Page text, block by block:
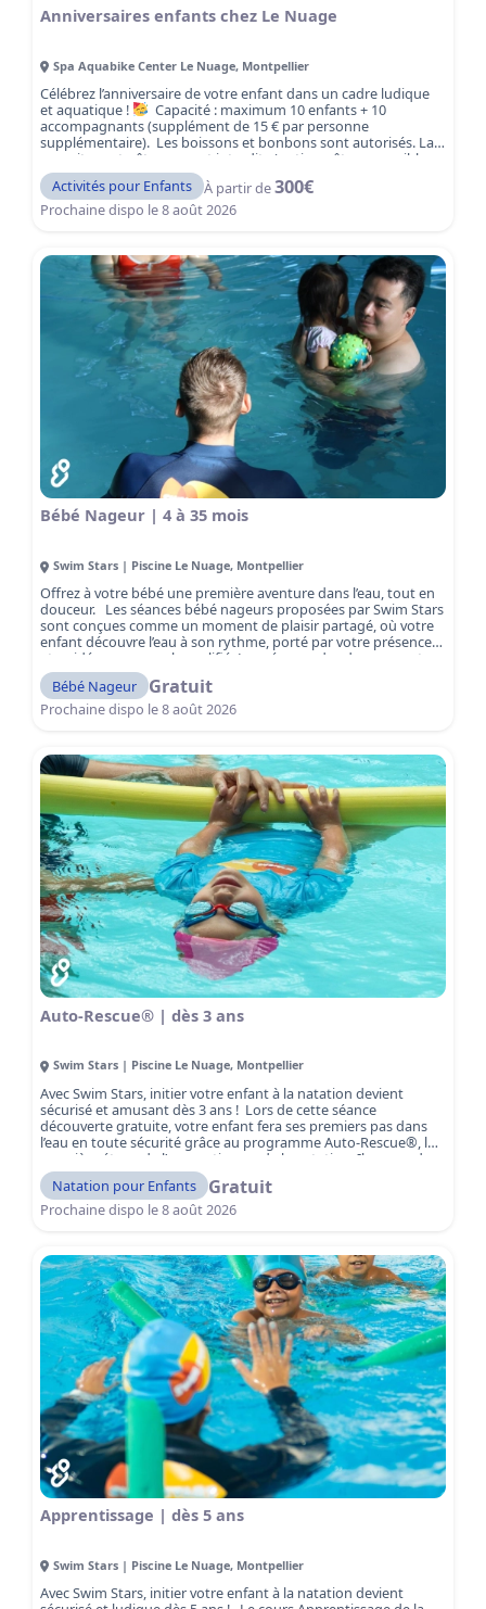
Anniversaires enfants chez Le Nuage
Spa Aquabike Center Le Nuage, Montpellier
Célébrez l’anniversaire de votre enfant dans un cadre ludique
et aquatique !
Capacité : maximum 10 enfants + 10
accompagnants (supplément de 15 € par personne
supplémentaire). Les boissons et bonbons sont autorisés. La
nourriture et gâteaux sont interdits (option gâteau possible
sur demande). Une expérience amusante et sécurisée,
encadrée par notre équipe, pour des souvenirs inoubliables !
Activités pour Enfants À partir de300€
Prochaine dispo le8 août 2026
Bébé Nageur | 4 à 35 mois
Swim Stars | Piscine Le Nuage, Montpellier
Offrez à votre bébé une première aventure dans l’eau, tout en
douceur. Les séances bébé nageurs proposées par Swim Stars
sont conçues comme un moment de plaisir partagé, où votre
enfant découvre l’eau à son rythme, porté par votre présence
et guidé par un coach qualifié. La présence des deux parents
dans le bassin est encouragée pour accompagner le bébé et
vivre ensemble ce moment de complicité. Entouré d’un cadre
sûr et chaleureux, votre bébé découvre l’eau avec joie,
développe sa confiance et prend ses premiers repères
séance est un temps de complicité, de jeux et de découvertes,
favorisant la confiance et le bien-être dès le plus jeune âge.
Une expérience unique à vivre avec votre enfant… et un
premier pas essentiel vers l’amour de l’eau.
Bébé Nageur Gratuit
Prochaine dispo le8 août 2026
Auto-Rescue® | dès 3 ans
Swim Stars | Piscine Le Nuage, Montpellier
Avec Swim Stars, initier votre enfant à la natation devient
sécurisé et amusant dès 3 ans ! Lors de cette séance
découverte gratuite, votre enfant fera ses premiers pas dans
l’eau en toute sécurité grâce au programme Auto-Rescue®, la
première étape de l’apprentissage de la natation. Il apprendra
les réflexes de survie essentiels en cas de chute dans l’eau tout
en découvrant les bases pour nager. Sous l’œil attentif de
maîtres-nageurs qualifiés, votre enfant apprendra à sauter,
flotter, nager et sortir de l’eau seul, dans un environnement
maintenant !
Natation pour Enfants Gratuit
Prochaine dispo le8 août 2026
Apprentissage | dès 5 ans
Swim Stars | Piscine Le Nuage, Montpellier
Avec Swim Stars, initier votre enfant à la natation devient